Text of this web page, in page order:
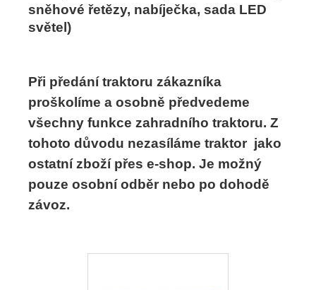
sněhové řetězy, nabíječka, sada LED
světel)
Při předání traktoru zákazníka
proškolíme a osobně předvedeme
všechny funkce zahradního traktoru. Z
tohoto důvodu nezasíláme traktor jako
ostatní zboží přes e-shop. Je možný
pouze osobní odběr nebo po dohodě
závoz.